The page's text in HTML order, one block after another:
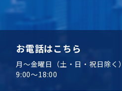
お電話はこちら
月～金曜日（土・日・祝日除く）
9:00～18:00